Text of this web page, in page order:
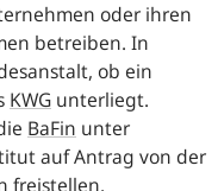
oder ihren
betreiben. In
ob ein
KWG unterliegt.
BaFin unter
auf Antrag von der
freistellen,